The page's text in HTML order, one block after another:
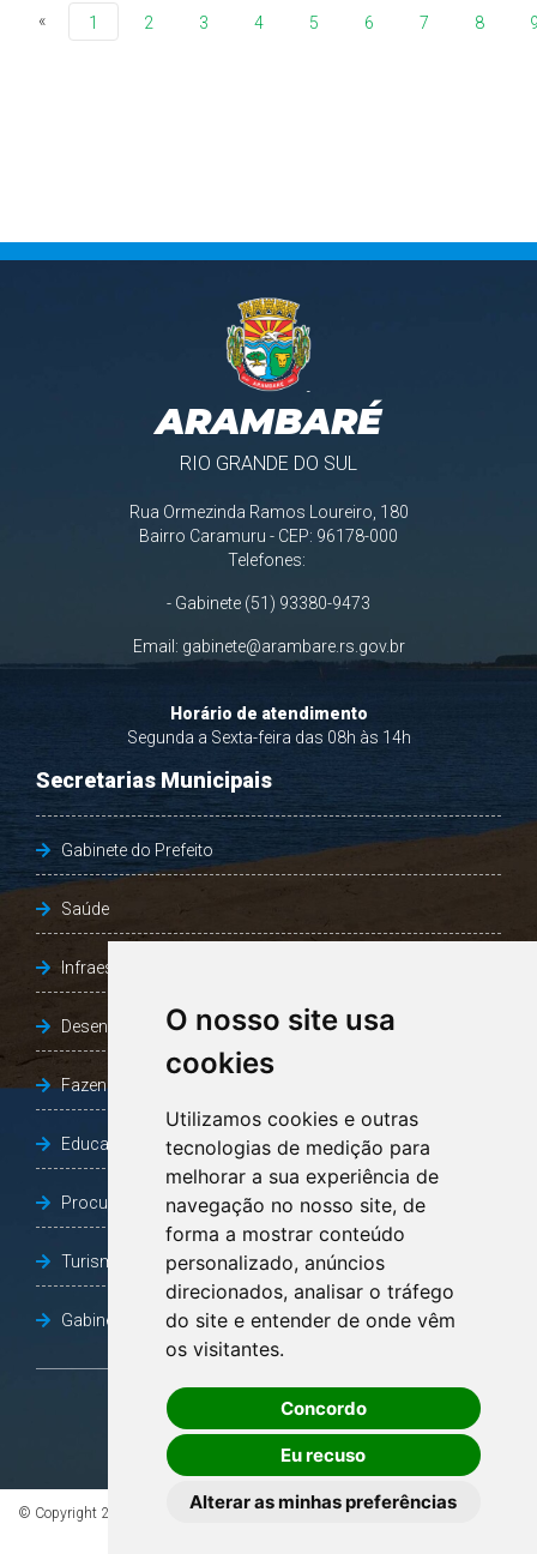
O nosso site usa
cookies
Utilizamos cookies e outras
tecnologias de medição para
melhorar a sua experiência de
navegação no nosso site, de
forma a mostrar conteúdo
personalizado, anúncios
direcionados, analisar o tráfego
do site e entender de onde vêm
os visitantes.
Concordo
Eu recuso
Alterar as minhas preferências
« 1 2 3 4 5 6 7 8
ARAMBARÉ
RIO GRANDE DO SUL
Rua Ormezinda Ramos Loureiro, 180
Bairro Caramuru - CEP: 96178-000
Telefones:
- Gabinete (51) 93380-9473
Email: gabinete@arambare.rs.gov.br
Horário de atendimento
Segunda a Sexta-feira das 08h às 14h
Secretarias Municipais
Gabinete do Prefeito
Saúde
Infraestrutura, Agricultura e Meio Ambiente
Desenvolvimento Social
Fazenda e Desenvolvimento Econômico
Educação
Procuradoria Geral do Município
Turismo, Desporto e Cultura
Gabinete Vice-Prefeito
OUVIDORIA
© Copyright 2026 - Todos os direitos reservados à Prefeitura de